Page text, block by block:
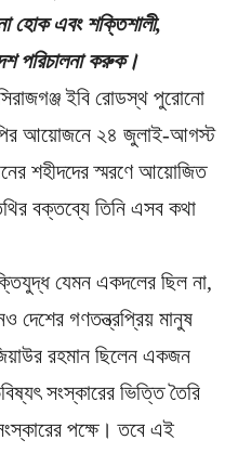
হোক এবং শক্তিশালী,
পরিচালনা করুক।
ইবি রোডস্থ পুরোনো
আয়োজনে ২৪ জুলাই-আগস্ট
শহীদদের স্মরণে আয়োজিত
বক্তব্যে তিনি এসব কথা
যেমন একদলের ছিল না,
দেশের গণতন্ত্রপ্রিয় মানুষ
রহমান ছিলেন একজন
সংস্কারের ভিত্তি তৈরি
পক্ষে। তবে এই